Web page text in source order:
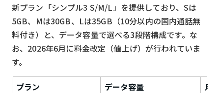
新プラン「シンプル3 S/M/L」を提供しており、Sは
5GB、Mは30GB、Lは35GB（10分以内の国内通話無
料付き）と、データ容量で選べる3段階構成です。な
お、2026年6月に料金改定（値上げ）が行われていま
す。
プラン データ容量
月